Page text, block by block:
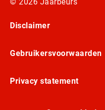
Disclaimer
Gebruikersvoorwaarden
Privacy statement